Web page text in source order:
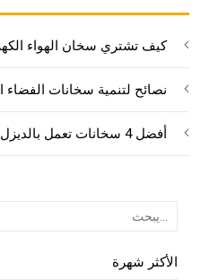
كيف تشتري سخان الهواء
8 نصائح لتنمية سخانات الفضاء
أفضل 4 سخانات تعمل بالديزل لعام 2025
الأكثر شهرة